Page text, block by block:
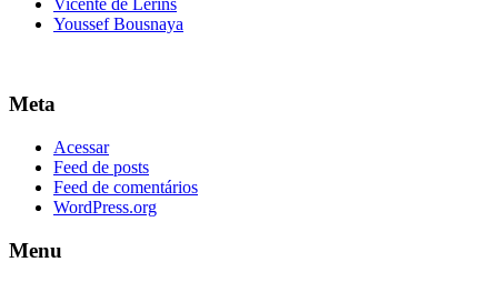
Youssef Bousnaya
Meta
Acessar
Feed de posts
Feed de comentários
WordPress.org
Menu